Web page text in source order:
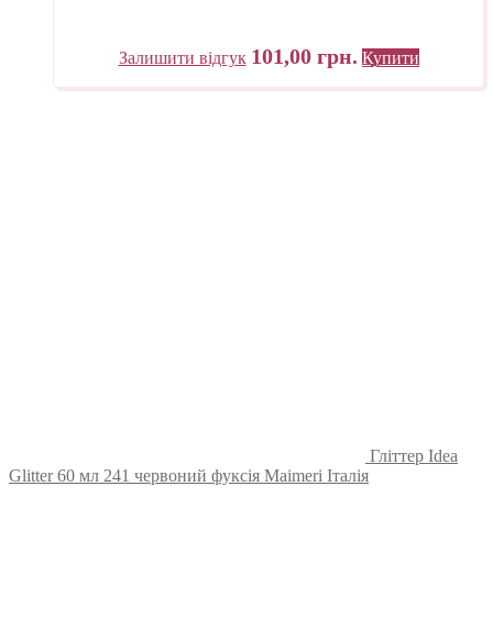
Залишити відгук 101,00 грн. Купити
Гліттер Idea
Glitter 60 мл 241 червоний фуксія Maimeri Італія